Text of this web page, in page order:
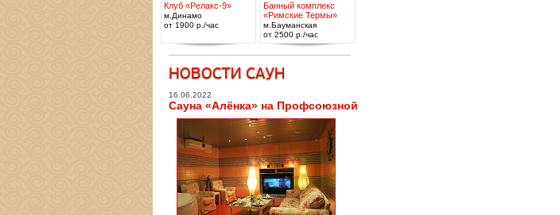
Клуб «Релакс-9»
м.Динамо
от 1900 р./час
Банный комплекс
«Римские Термы»
м.Бауманская
от 2500 р./час
16.06.2022
Сауна «Алёнка» на Профсоюзной